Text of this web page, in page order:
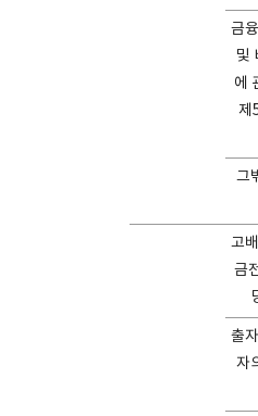
금
및
에
제
그
고
금
출
자